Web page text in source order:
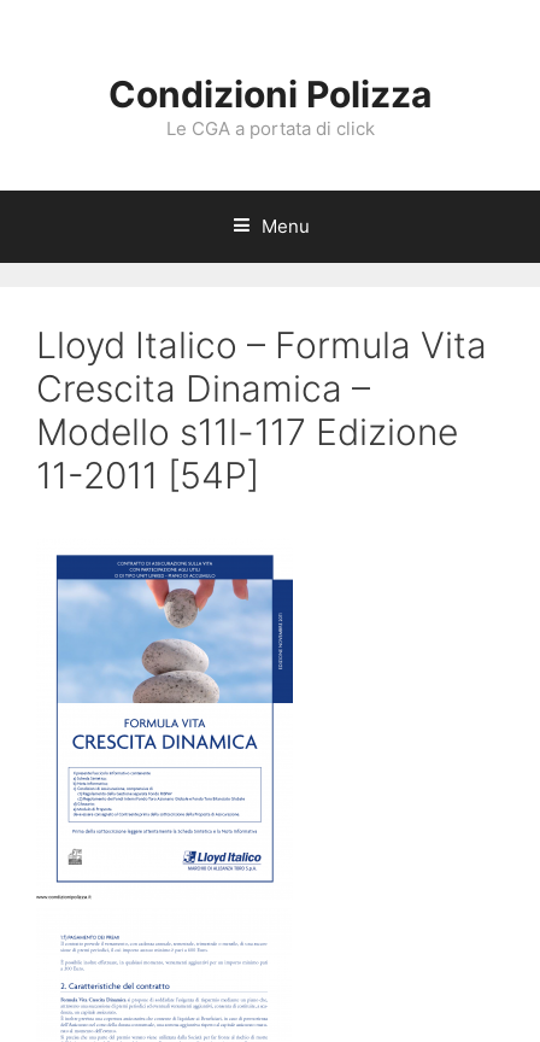
Condizioni Polizza
Le CGA a portata di click
Menu
Lloyd Italico – Formula Vita
Crescita Dinamica –
Modello s11l-117 Edizione
11-2011 [54P]